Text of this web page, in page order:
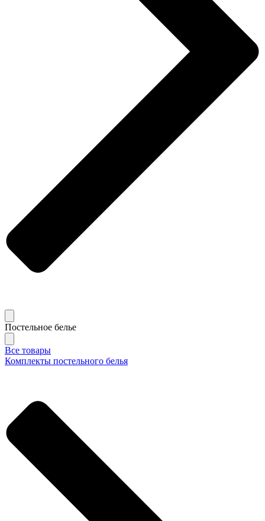
Постельное белье
Все товары
Комплекты постельного белья